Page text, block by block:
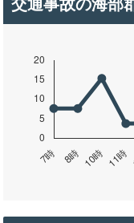
交通事故の海部